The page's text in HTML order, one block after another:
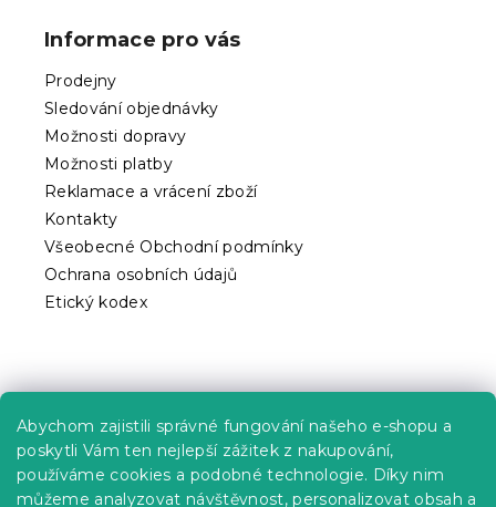
Abychom zajistili správné fungování našeho e-shopu a
poskytli Vám ten nejlepší zážitek z nakupování,
používáme cookies a podobné technologie. Díky nim
můžeme analyzovat návštěvnost, personalizovat obsah a
ý
i
s
Informace pro vás
Prodejny
Sledování objednávky
Možnosti dopravy
Možnosti platby
Reklamace a vrácení zboží
Kontakty
Všeobecné Obchodní podmínky
Ochrana osobních údajů
Etický kodex
Kariéra
Poptávky a B2B spolupráce